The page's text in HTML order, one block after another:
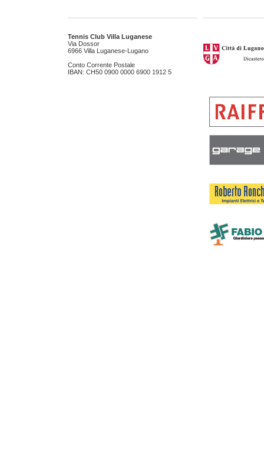
Tennis Club Villa Luganese
Via Dossor
6966 Villa Luganese-Lugano
Conto Corrente Postale
IBAN: CH50 0900 0000 6900 1912 5